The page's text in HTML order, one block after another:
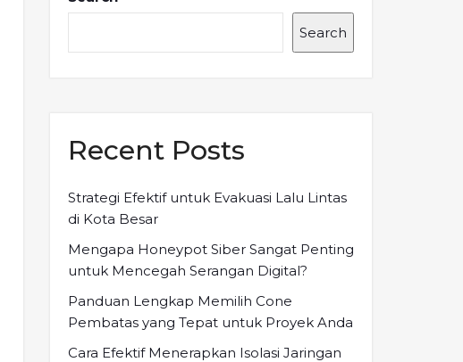
Search
Recent Posts
Strategi Efektif untuk Evakuasi Lalu Lintas
di Kota Besar
Mengapa Honeypot Siber Sangat Penting
untuk Mencegah Serangan Digital?
Panduan Lengkap Memilih Cone
Pembatas yang Tepat untuk Proyek Anda
Cara Efektif Menerapkan Isolasi Jaringan